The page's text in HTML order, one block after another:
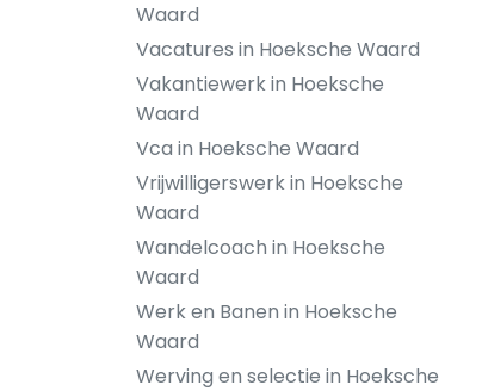
Waard
Vacatures in Hoeksche Waard
Vakantiewerk in Hoeksche
Waard
Vca in Hoeksche Waard
Vrijwilligerswerk in Hoeksche
Waard
Wandelcoach in Hoeksche
Waard
Werk en Banen in Hoeksche
Waard
Werving en selectie in Hoeksche